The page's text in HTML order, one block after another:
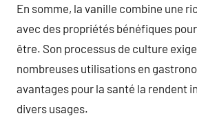
En somme, la vanille combine une
avec des propriétés bénéfiques
être. Son processus de culture
nombreuses utilisations en
avantages pour la santé la rendent
divers usages.